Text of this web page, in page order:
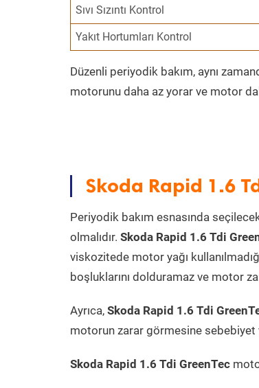
Sıvı Sızıntı Kontrol
Yakıt Hortumları Kontrol
Düzenli periyodik bakım, aynı
motorunu daha az yorar ve motor
Skoda Rapid 1.6
Periyodik bakım esnasında
olmalıdır. Skoda Rapid 1.6 Tdi
viskozitede motor yağı
boşluklarını dolduramaz ve motor
Ayrıca, Skoda Rapid 1.6 Tdi
motorun zarar görmesine sebebiyet
Skoda Rapid 1.6 Tdi GreenTec